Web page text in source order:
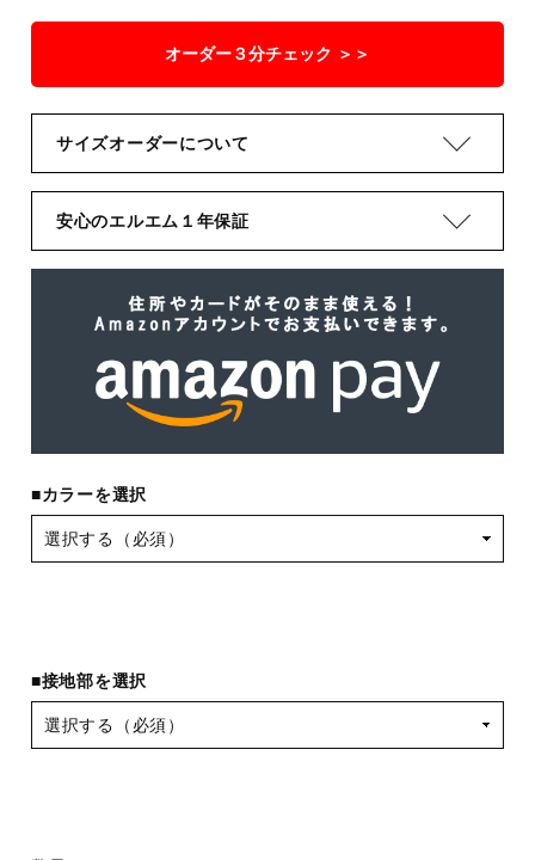
オーダー３分チェック ＞＞
サイズオーダーについて
安心のエルエム１年保証
■カラーを選択
■接地部を選択